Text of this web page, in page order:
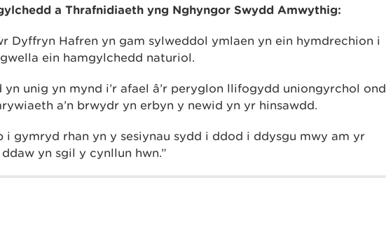
a Thrafnidiaeth yng Nghyngor Swydd Amwythig:
Dyffryn Hafren yn gam sylweddol ymlaen yn ein hymdrechion i
ein hamgylchedd naturiol.
yn unig yn mynd i’r afael â’r peryglon llifogydd uniongyrchol ond
a’n brwydr yn erbyn y newid yn yr hinsawdd.
i gymryd rhan yn y sesiynau sydd i ddod i ddysgu mwy am yr
yn sgil y cynllun hwn.”